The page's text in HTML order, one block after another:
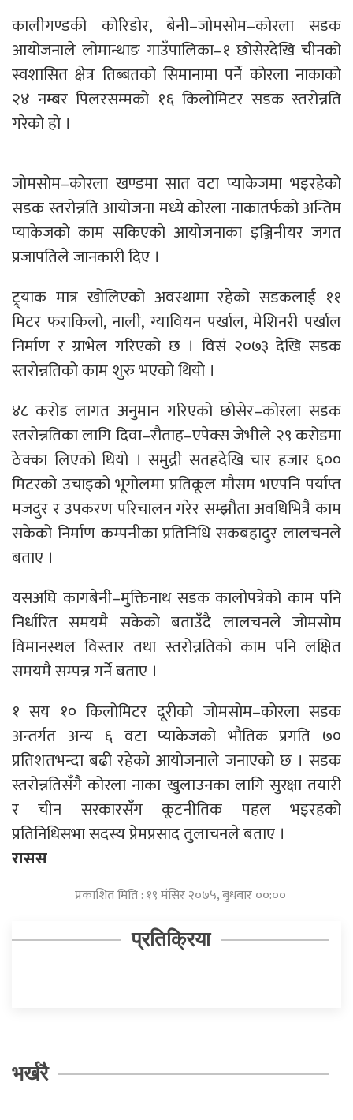
कालीगण्डकी कोरिडोर, बेनी–जोमसोम–कोरला सडक
आयोजनाले लोमान्थाङ गाउँपालिका–१ छोसेरदेखि चीनको
स्वशासित क्षेत्र तिब्बतको सिमानामा पर्ने कोरला नाकाको
२४ नम्बर पिलरसम्मको १६ किलोमिटर सडक स्तरोन्नति
गरेको हो ।
जोमसोम–कोरला खण्डमा सात वटा प्याकेजमा भइरहेको
सडक स्तरोन्नति आयोजना मध्ये कोरला नाकातर्फको अन्तिम
प्याकेजको काम सकिएको आयोजनाका इञ्जिनीयर जगत
प्रजापतिले जानकारी दिए ।
ट्र्याक मात्र खोलिएको अवस्थामा रहेको सडकलाई ११
मिटर फराकिलो, नाली, ग्यावियन पर्खाल, मेशिनरी पर्खाल
निर्माण र ग्राभेल गरिएको छ । विसं २०७३ देखि सडक
स्तरोन्नतिको काम शुरु भएको थियो ।
४८ करोड लागत अनुमान गरिएको छोसेर–कोरला सडक
स्तरोन्नतिका लागि दिवा–रौताह–एपेक्स जेभीले २९ करोडमा
ठेक्का लिएको थियो । समुद्री सतहदेखि चार हजार ६००
मिटरको उचाइको भूगोलमा प्रतिकूल मौसम भएपनि पर्याप्त
मजदुर र उपकरण परिचालन गरेर सम्झौता अवधिभित्रै काम
सकेको निर्माण कम्पनीका प्रतिनिधि सकबहादुर लालचनले
बताए ।
यसअघि कागबेनी–मुक्तिनाथ सडक कालोपत्रेको काम पनि
निर्धारित समयमै सकेको बताउँदै लालचनले जोमसोम
विमानस्थल विस्तार तथा स्तरोन्नतिको काम पनि लक्षित
समयमै सम्पन्न गर्ने बताए ।
१ सय १० किलोमिटर दूरीको जोमसोम–कोरला सडक
अन्तर्गत अन्य ६ वटा प्याकेजको भौतिक प्रगति ७०
प्रतिशतभन्दा बढी रहेको आयोजनाले जनाएको छ । सडक
स्तरोन्नतिसँगै कोरला नाका खुलाउनका लागि सुरक्षा तयारी
र चीन सरकारसँग कूटनीतिक पहल भइरहको
प्रतिनिधिसभा सदस्य प्रेमप्रसाद तुलाचनले बताए ।
रासस
प्रकाशित मिति : १९ मंसिर २०७५, बुधबार ००:००
प्रतिक्रिया
भर्खरै